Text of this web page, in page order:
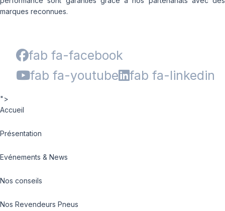
marques reconnues.
fab fa-facebook
fab fa-youtube
fab fa-linkedin
">
Accueil
Présentation
Evénements & News
Nos conseils
Nos Revendeurs Pneus